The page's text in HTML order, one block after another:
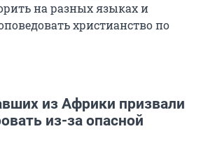
на разных языках и
христианство по
из Африки призвали
из-за опасной